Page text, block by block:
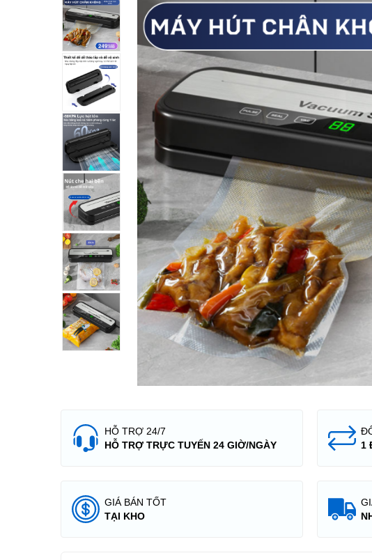
HỖ TRỢ 24/7
HỖ TRỢ TRỰC TUYẾN 24 GIỜ/NGÀY
1
GIÁ BÁN TỐT
TẠI KHO